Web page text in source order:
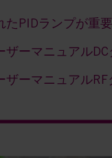
PIDランプが重
ーマニュアルDC
ーマニュアルRF